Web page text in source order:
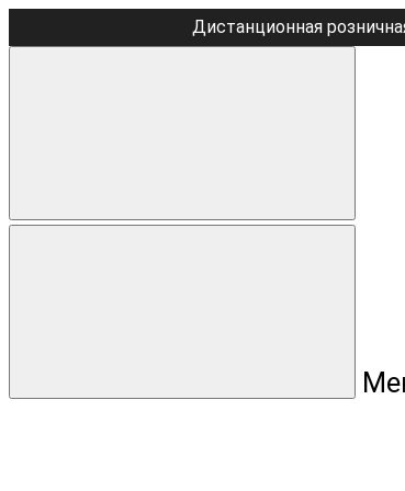
Дистанционная